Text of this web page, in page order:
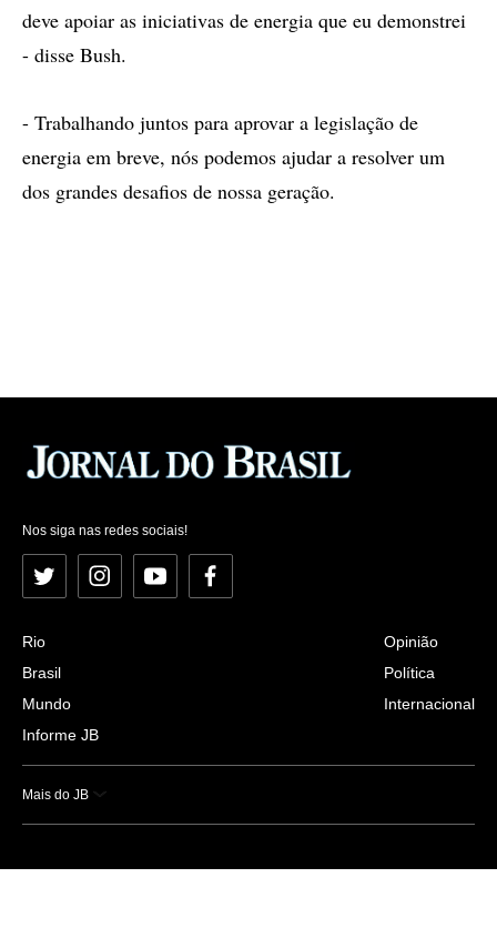
deve apoiar as iniciativas de energia que eu demonstrei
- disse Bush.
- Trabalhando juntos para aprovar a legislação de
energia em breve, nós podemos ajudar a resolver um
dos grandes desafios de nossa geração.
Nos siga nas redes sociais!
Twitter InstagramYouTubeFacebook
Rio
Brasil
Mundo
Informe JB
Opinião
Política
Internacional
Mais do JB
Esportes